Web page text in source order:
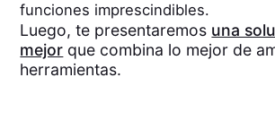
funciones imprescindibles.
Luego, te presentaremos una
mejor que combina lo mejor de
herramientas.